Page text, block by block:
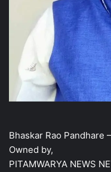
Bhaskar Rao Pandhare
Owned by,
PITAMWARYA NEWS